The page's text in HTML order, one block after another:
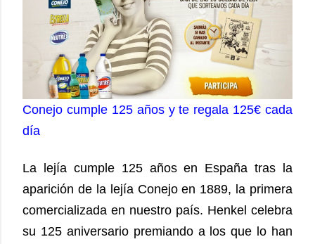
Conejo cumple 125 años y te regala 125€ cada
día
La lejía cumple 125 años en España tras la
aparición de la lejía Conejo en 1889, la primera
comercializada en nuestro país. Henkel celebra
su 125 aniversario premiando a los que lo han